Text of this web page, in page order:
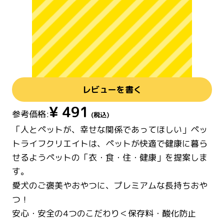
レビューを書く
参考価格:¥ 491 (税込)
「人とペットが、幸せな関係であってほしい」ペッ
トライフクリエイトは、ペットが快適で健康に暮ら
せるようペットの「衣・食・住・健康」を提案しま
す。
愛犬のご褒美やおやつに、プレミアムな長持ちおや
つ！
安心・安全の4つのこだわり＜保存料・酸化防止